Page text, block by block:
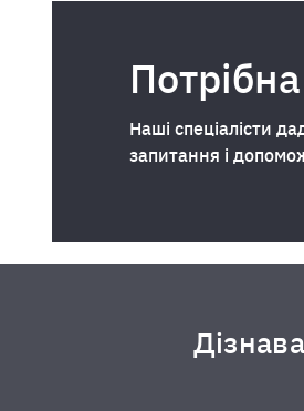
Наші спеціалісти
запитання і